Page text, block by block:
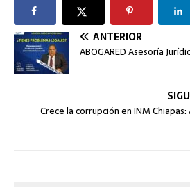
ANTERIOR
ABOGARED Asesoría
Crece la corrupción en INM